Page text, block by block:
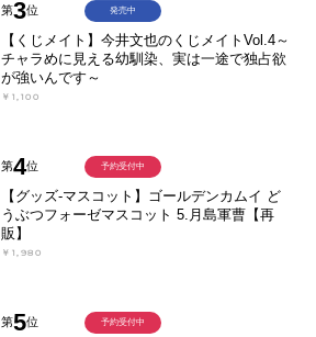
第3位
【くじメイト】今井文也のくじメイトVol.4～
チャラめに見える幼馴染、実は一途で独占欲
が強いんです～
￥1,100
発売中
第4位
【グッズ-マスコット】ゴールデンカムイ ど
うぶつフォーゼマスコット 5.月島軍曹【再
販】
￥1,980
予約受付中
第5位 予約受付中